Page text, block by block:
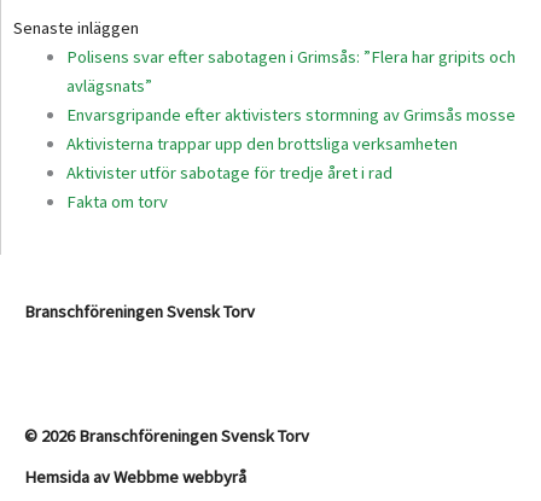
Senaste inläggen
Polisens svar efter sabotagen i Grimsås: ”Flera har gripits och
avlägsnats”
Envarsgripande efter aktivisters stormning av Grimsås mosse
Aktivisterna trappar upp den brottsliga verksamheten
Aktivister utför sabotage för tredje året i rad
Fakta om torv
Branschföreningen Svensk Torv
© 2026 Branschföreningen Svensk Torv
Hemsida avWebbme webbyrå